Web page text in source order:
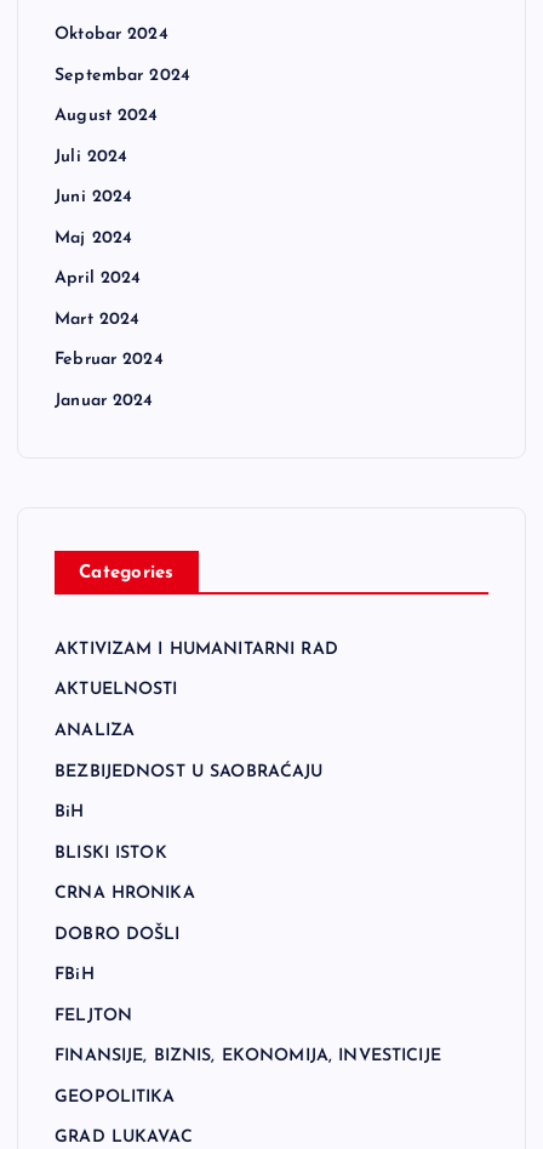
Oktobar 2024
Septembar 2024
August 2024
Juli 2024
Juni 2024
Maj 2024
April 2024
Mart 2024
Februar 2024
Januar 2024
Categories
AKTIVIZAM I HUMANITARNI RAD
AKTUELNOSTI
ANALIZA
BEZBIJEDNOST U SAOBRAĆAJU
BiH
BLISKI ISTOK
CRNA HRONIKA
DOBRO DOŠLI
FBiH
FELJTON
FINANSIJE, BIZNIS, EKONOMIJA, INVESTICIJE
GEOPOLITIKA
GRAD LUKAVAC